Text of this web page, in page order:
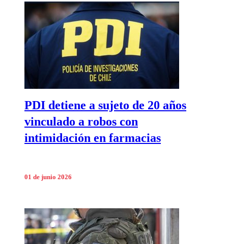
PDI detiene a sujeto de 20 años
vinculado a robos con
intimidación en farmacias
01 de junio 2026